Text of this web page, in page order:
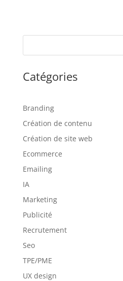
Catégories
Branding
Création de contenu
Création de site web
Ecommerce
Emailing
IA
Marketing
Publicité
Recrutement
Seo
TPE/PME
UX design